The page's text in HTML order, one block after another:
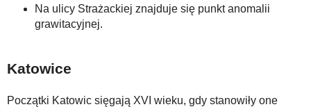
Na ulicy Strażackiej znajduje się punkt anomalii
grawitacyjnej.
Katowice
Początki Katowic sięgają XVI wieku, gdy stanowiły one